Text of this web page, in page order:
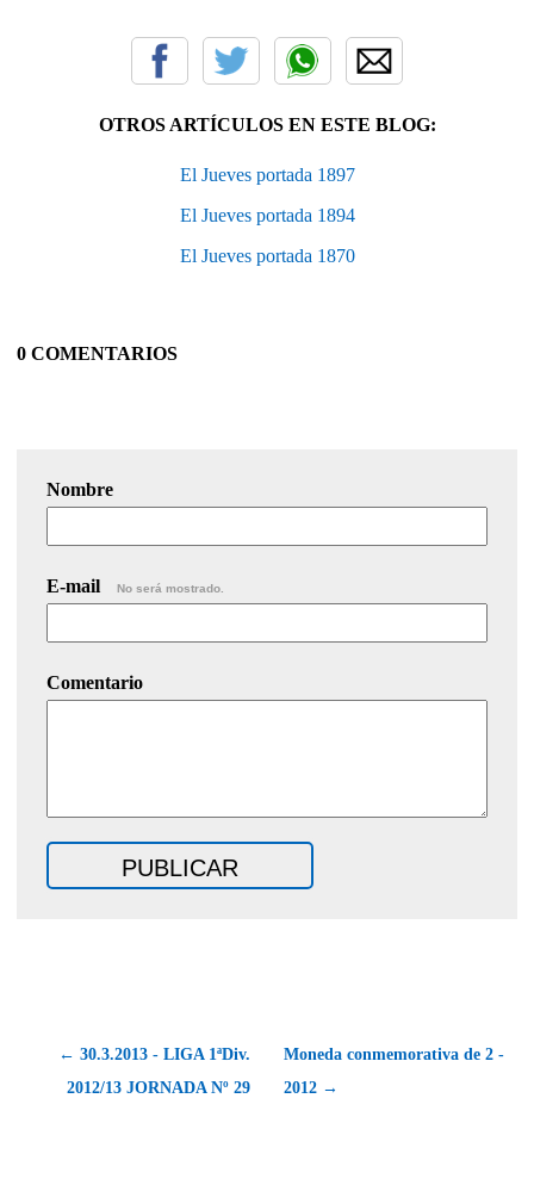
OTROS ARTÍCULOS EN ESTE BLOG:
El Jueves portada 1897
El Jueves portada 1894
El Jueves portada 1870
0 COMENTARIOS
Nombre
E-mail No será mostrado.
Comentario
← 30.3.2013 - LIGA 1ªDiv.
2012/13 JORNADA Nº 29
Moneda conmemorativa de 2 -
2012 →